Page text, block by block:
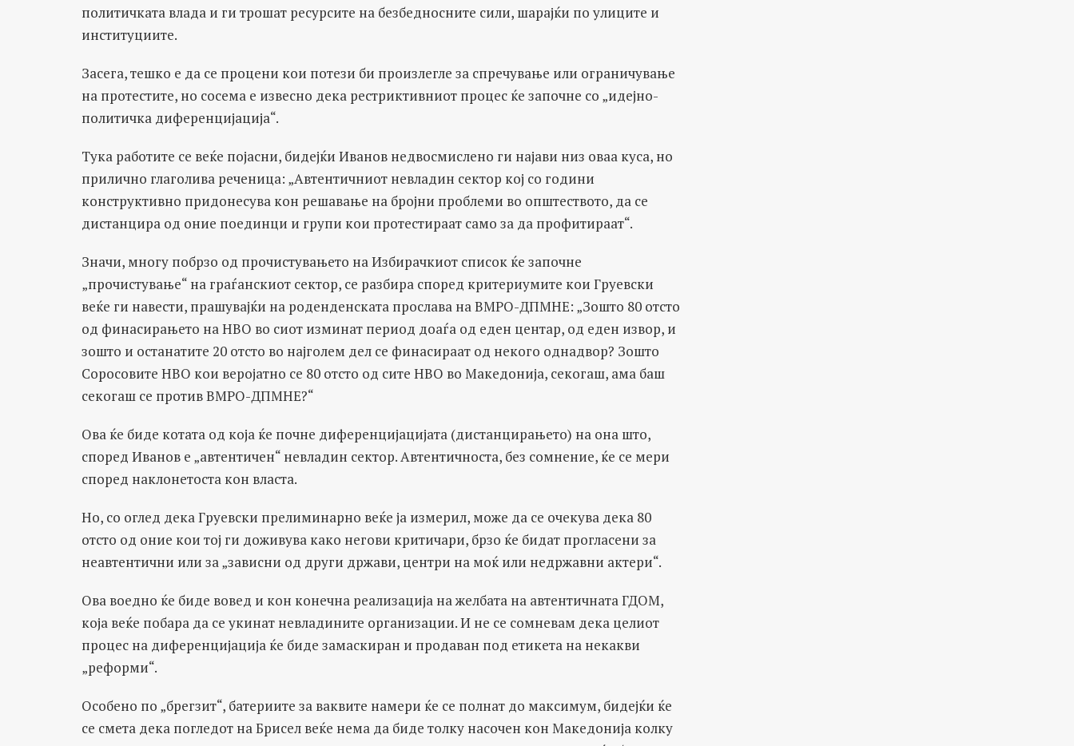
политичката влада и ги трошат ресурсите на безбедносните сили, шарајќи по улиците и
институциите.
Засега, тешко е да се процени кои потези би произлегле за спречување или ограничување
на протестите, но сосема е извесно дека рестриктивниот процес ќе започне со „идејно-
политичка диференцијација“.
Тука работите се веќе појасни, бидејќи Иванов недвосмислено ги најави низ оваа куса, но
прилично глаголива реченица: „Автентичниот невладин сектор кој со години
конструктивно придонесува кон решавање на бројни проблеми во општеството, да се
дистанцира од оние поединци и групи кои протестираат само за да профитираат“.
Значи, многу побрзо од прочистувањето на Избирачкиот список ќе започне
„прочистување“ на граѓанскиот сектор, се разбира според критериумите кои Груевски
веќе ги навести, прашувајќи на роденденската прослава на ВМРО-ДПМНЕ: „Зошто 80 отсто
од финасирањето на НВО во сиот изминат период доаѓа од еден центар, од еден извор, и
зошто и останатите 20 отсто во најголем дел се финасираат од некого однадвор? Зошто
Соросовите НВО кои веројатно се 80 отсто од сите НВО во Македонија, секогаш, ама баш
секогаш се против ВМРО-ДПМНЕ?“
Ова ќе биде котата од која ќе почне диференцијацијата (дистанцирањето) на она што,
според Иванов е „автентичен“ невладин сектор. Автентичноста, без сомнение, ќе се мери
според наклонетоста кон власта.
Но, со оглед дека Груевски прелиминарно веќе ја измерил, може да се очекува дека 80
отсто од оние кои тој ги доживува како негови критичари, брзо ќе бидат прогласени за
неавтентични или за „зависни од други држави, центри на моќ или недржавни актери“.
Ова воедно ќе биде вовед и кон конечна реализација на желбата на автентичната ГДОМ,
која веќе побара да се укинат невладините организации. И не се сомневам дека целиот
процес на диференцијација ќе биде замаскиран и продаван под етикета на некакви
„реформи“.
Особено по „брегзит“, батериите за ваквите намери ќе се полнат до максимум, бидејќи ќе
се смета дека погледот на Брисел веќе нема да биде толку насочен кон Македонија колку